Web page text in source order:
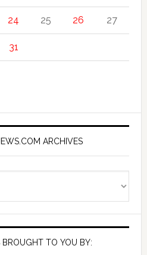
24 25 26 27
31
ARCHIVES
BROUGHT TO YOU BY: